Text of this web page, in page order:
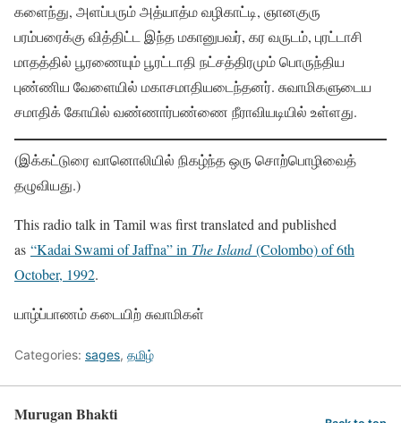
களைந்து, அளப்பரும் அத்யாத்ம வழிகாட்டி, ஞானகுரு
பரம்பரைக்கு வித்திட்ட இந்த மகானுபவர், கர வருடம், புரட்டாசி
மாதத்தில் பூரணையும் பூரட்டாதி நட்சத்திரமும் பொருந்திய
புண்ணிய வேளையில் மகாசமாதியடைந்தனர். சுவாமிகளுடைய
சமாதிக் கோயில் வண்ணார்பண்ணை நீராவியடியில் உள்ளது.
(இக்கட்டுரை வானொலியில் நிகழ்ந்த ஒரு சொற்பொழிவைத்
தழுவியது.)
This radio talk in Tamil was first translated and published
as “Kadai Swami of Jaffna” in The Island(Colombo) of 6th
October, 1992.
யாழ்ப்பாணம் கடையிற் சுவாமிகள்
Categories: sages, தமிழ்
Murugan Bhakti